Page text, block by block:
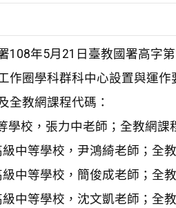
108年5月21日臺教國署高字
作圈學科群科中心設置與運作
全教網課程代碼：
學校，張力中老師；全教網課
中等學校，尹鴻綺老師；全
中等學校，簡俊成老師；全
中等學校，沈文凱老師；全